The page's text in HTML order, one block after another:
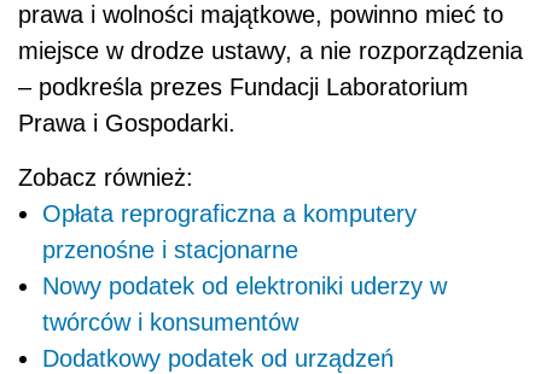
prawa i wolności majątkowe, powinno mieć to
miejsce w drodze ustawy, a nie rozporządzenia
– podkreśla prezes Fundacji Laboratorium
Prawa i Gospodarki.
Zobacz również:
Opłata reprograficzna a komputery
przenośne i stacjonarne
Nowy podatek od elektroniki uderzy w
twórców i konsumentów
Dodatkowy podatek od urządzeń